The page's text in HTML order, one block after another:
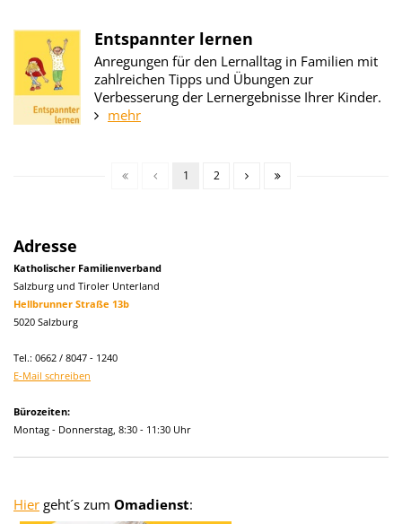
Entspannter lernen
Anregungen für den Lernalltag in Familien mit
zahlreichen Tipps und Übungen zur
Verbesserung der Lernergebnisse Ihrer Kinder.
mehr
1 2
Adresse
Katholischer Familienverband
Salzburg und Tiroler Unterland
Hellbrunner Straße 13b
5020 Salzburg
Tel.: 0662 / 8047 - 1240
E-Mail schreiben
Bürozeiten:
Montag - Donnerstag, 8:30 - 11:30 Uhr
Hier geht´s zum Omadienst: